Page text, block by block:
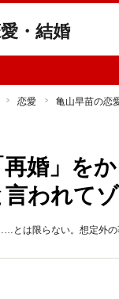
・結婚
恋愛 亀山早苗の恋
婚」を
言われて
とは限らない。想定外の